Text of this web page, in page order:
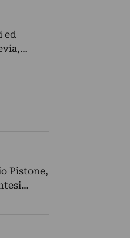
ed
Pistone,